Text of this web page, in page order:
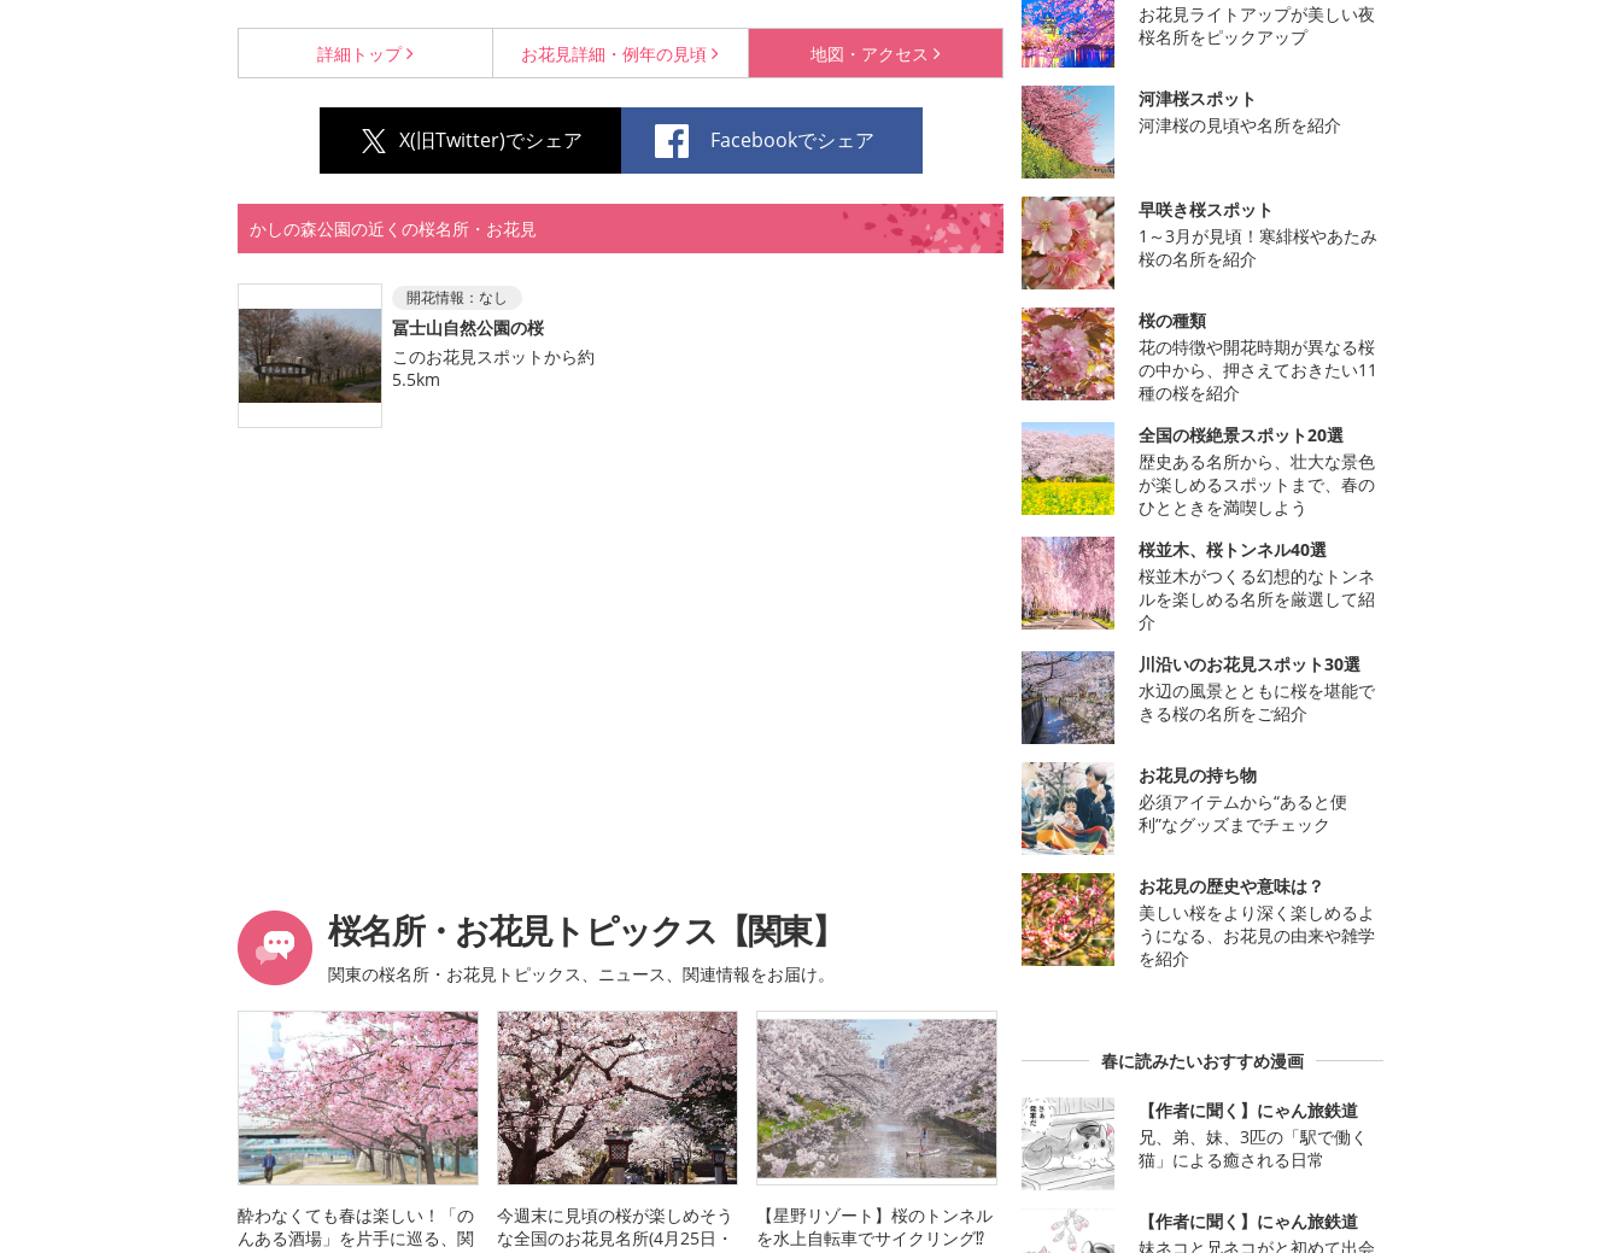
詳細 トップ お花見詳細・例年の見頃 地図・ アクセス
X(旧Twitter)でシェア Facebookでシェア
かしの森公園の近くの桜名所・お花見
開花情報： なし
冨士山自然公園の桜
このお花見スポットから約
5.5km
桜名所・お花見トピックス【関東】
関東の桜名所・お花見トピックス、ニュース、関連情報をお届け。
酔わなくても春は楽しい！「の
んある酒場」を片手に巡る、関
今週末に見頃の桜が楽しめそう
な全国のお花見名所(4月25日・
【星野リゾート】桜のトンネル
を水上自転車でサイクリング⁉
お花見ライトアップが美しい夜
桜名所をピックアップ
河津桜スポット
河津桜の見頃や名所を紹介
早咲き桜スポット
1～3月が見頃！寒緋桜やあたみ
桜の名所を紹介
桜の種類
花の特徴や開花時期が異なる桜
の中から、押さえておきたい11
種の桜を紹介
全国の桜絶景スポット20選
歴史ある名所から、壮大な景色
が楽しめるスポットまで、春の
ひとときを満喫しよう
桜並木、桜トンネル40選
桜並木がつくる幻想的なトンネ
ルを楽しめる名所を厳選して紹
介
川沿いのお花見スポット30選
水辺の風景とともに桜を堪能で
きる桜の名所をご紹介
お花見の持ち物
必須アイテムから“あると便
利”なグッズまでチェック
お花見の歴史や意味は？
美しい桜をより深く楽しめるよ
うになる、お花見の由来や雑学
を紹介
春に読みたいおすすめ漫画
【作者に聞く】にゃん旅鉄道
兄、弟、妹、3匹の「駅で働く
猫」による癒される日常
【作者に聞く】にゃん旅鉄道
妹ネコと兄ネコがと初めて出会